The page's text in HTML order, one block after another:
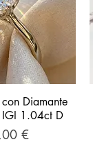
Diamante
IGI 1.04ct D
€